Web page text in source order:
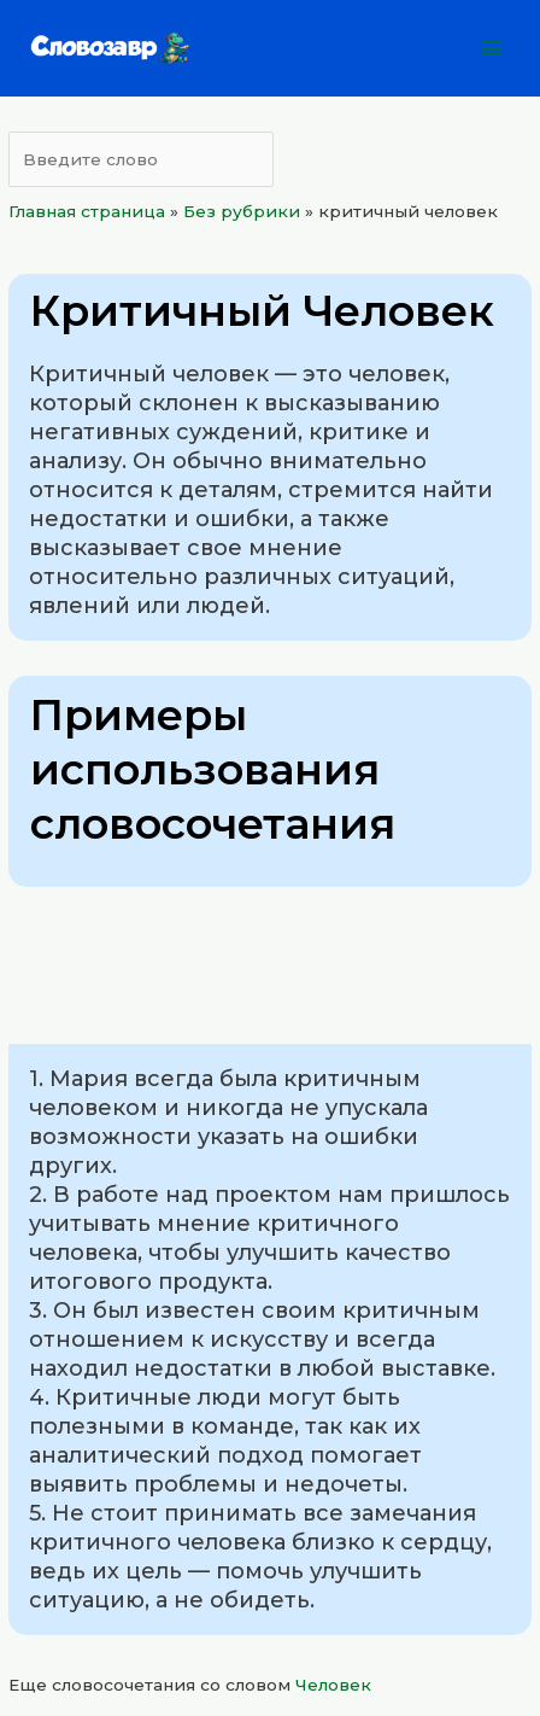
Главная страница » Без рубрики » критичный человек
Критичный Человек
Критичный человек — это человек,
который склонен к высказыванию
негативных суждений, критике и
анализу. Он обычно внимательно
относится к деталям, стремится найти
недостатки и ошибки, а также
высказывает свое мнение
относительно различных ситуаций,
явлений или людей.
Примеры
использования
словосочетания
1. Мария всегда была критичным
человеком и никогда не упускала
возможности указать на ошибки
других.
2. В работе над проектом нам пришлось
учитывать мнение критичного
человека, чтобы улучшить качество
итогового продукта.
3. Он был известен своим критичным
отношением к искусству и всегда
находил недостатки в любой выставке.
4. Критичные люди могут быть
полезными в команде, так как их
аналитический подход помогает
выявить проблемы и недочеты.
5. Не стоит принимать все замечания
критичного человека близко к сердцу,
ведь их цель — помочь улучшить
ситуацию, а не обидеть.
Еще словосочетания со словомЧеловек